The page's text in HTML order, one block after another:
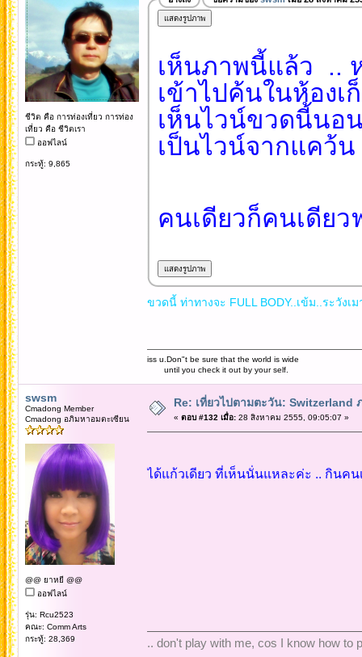
ชีวิต คือ การท่องเที่ยว การท่อง
เที่ยว คือ ชีวิตเรา
ออฟไลน์
กระทู้: 9,865
เห็นภาพนี้แล้ว ..
เข้าไปค้นในห้องเ
เห็นไวน์ขวดนี้นอ
เป็นไวน์จากแคว้น
คนเดียวก็คนเดียว
ขวดนี้ ท่าทางจะ FULL BODY..เข้ม..ระวัง
iss u.Don"t be sure that the world is wide
until you check it out by your self.
swsm
Cmadong Member
Cmadong อภิมหาอมตะเซียน
@@ ยาหยี @@
ออฟไลน์
รุ่น: Rcu2523
คณะ: Comm Arts
กระทู้: 28,369
Re: เที่ยวไปตามตะวัน: Switzerland
« ตอบ #132 เมื่อ:28 สิงหาคม 2555, 09:05:07 »
ได้แก้วเดียว ที่เห็นนั่นแหละค่ะ .. กินค
.. don't play with me, cos I know how to